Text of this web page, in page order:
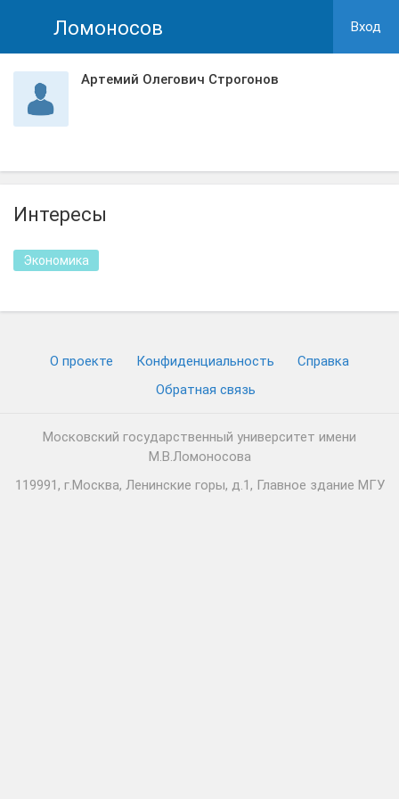
Ломоносов Вход
Артемий Олегович Строгонов
Интересы
Экономика
О проекте Конфиденциальность
Cправка
Обратная связь
Московский государственный университет имени
М.В.Ломоносова
119991, г.Москва, Ленинские горы, д.1, Главное здание МГУ